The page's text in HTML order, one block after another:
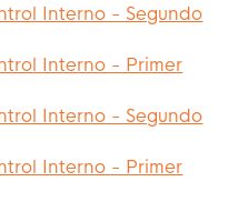
Interno - Segundo
Interno - Primer
Interno - Segundo
Interno - Primer